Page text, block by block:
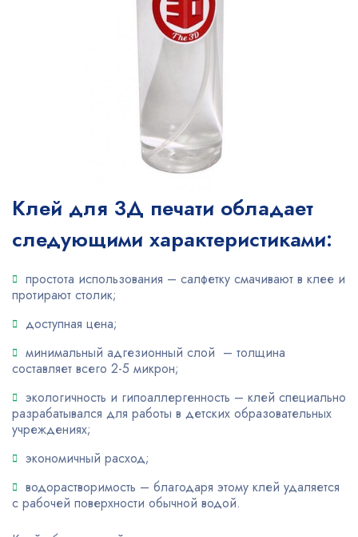
Клей для 3Д печати обладает
следующими характеристиками:
простота использования – салфетку смачивают в клее и
протирают столик;
доступная цена;
минимальный адгезионный слой – толщина
составляет всего 2-5 микрон;
экологичность и гипоаллергенность – клей специально
разрабатывался для работы в детских образовательных
учреждениях;
экономичный расход;
водорастворимость – благодаря этому клей удаляется
с рабочей поверхности обычной водой.